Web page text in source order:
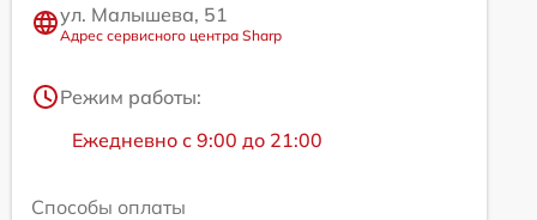
ул. Малышева, 51
Адрес сервисного центра Sharp
Режим работы:
Ежедневно с 9:00 до 21:00
Способы оплаты